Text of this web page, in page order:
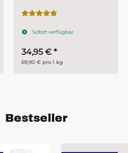
Elektronik 500 g
Sofort verfügbar
34,95 € *
69,90 € pro 1 kg
Bestseller